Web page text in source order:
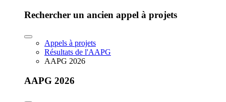
Rechercher un ancien appel à projets
Appels à projets
Résultats de l'AAPG
AAPG 2026
AAPG 2026